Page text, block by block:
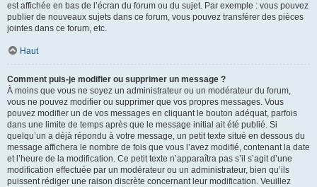
est affichée en bas de l’écran du forum ou du sujet. Par exemple : vous pouvez
publier de nouveaux sujets dans ce forum, vous pouvez transférer des pièces
jointes dans ce forum, etc.
Haut
Comment puis-je modifier ou supprimer un message ?
À moins que vous ne soyez un administrateur ou un modérateur du forum,
vous ne pouvez modifier ou supprimer que vos propres messages. Vous
pouvez modifier un de vos messages en cliquant le bouton adéquat, parfois
dans une limite de temps après que le message initial ait été publié. Si
quelqu’un a déjà répondu à votre message, un petit texte situé en dessous du
message affichera le nombre de fois que vous l’avez modifié, contenant la date
et l’heure de la modification. Ce petit texte n’apparaîtra pas s’il s’agit d’une
modification effectuée par un modérateur ou un administrateur, bien qu’ils
puissent rédiger une raison discrète concernant leur modification. Veuillez